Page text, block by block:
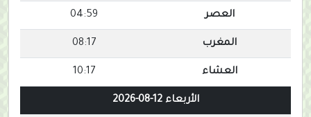
العصر 04:59
المغرب 08:17
العشاء 10:17
الأربعاء 12-08-2026